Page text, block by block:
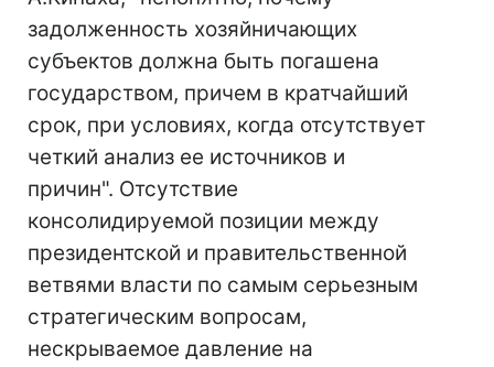
задолженность хозяйничающих
субъектов должна быть погашена
государством, причем в кратчайший
срок, при условиях, когда отсутствует
четкий анализ ее источников и
причин". Отсутствие
консолидируемой позиции между
президентской и правительственной
ветвями власти по самым серьезным
стратегическим вопросам,
нескрываемое давление на